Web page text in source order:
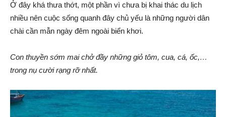
Ở đây khá thưa thớt, một phần vì chưa bị khai thác du lịch
nhiều nên cuộc sống quanh đây chủ yếu là những người dân
chài cần mẫn ngày đêm ngoài biển khơi.
Con thuyền sớm mai chở đầy những giỏ tôm, cua, cá, ốc,…
trong nụ cười rạng rỡ nhất.